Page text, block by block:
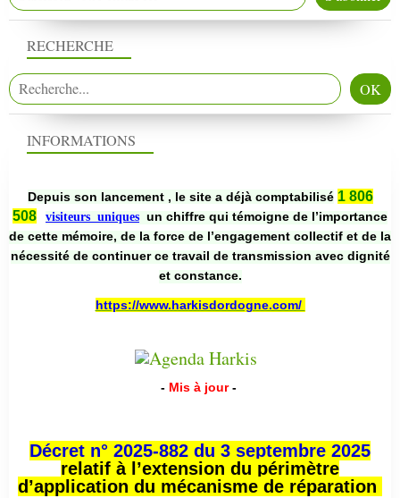
RECHERCHE
INFORMATIONS
Depuis son lancement , le site a déjà comptabilisé 1 806
508
visiteurs uniques un chiffre qui témoigne de l’importance
de cette mémoire, de la force de l’engagement collectif et de la
nécessité de continuer ce travail de transmission avec dignité
et constance.
https://www.harkisdordogne.com/
- Mis à jour -
Décret n° 2025-882 du 3 septembre 2025
relatif à l’extension du périmètre
d’application du mécanisme de réparation